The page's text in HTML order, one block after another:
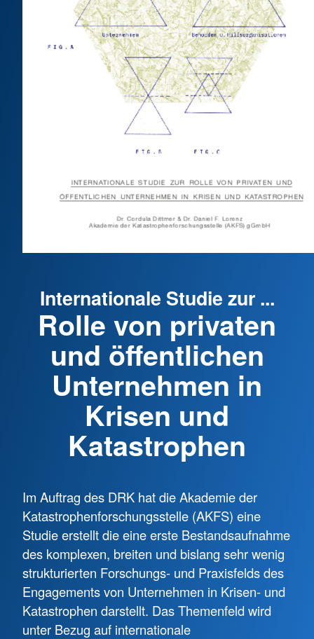
Internationale Studie zur ...
Rolle von privaten
und öffentlichen
Unternehmen in
Krisen und
Katastrophen
Im Auftrag des DRK hat die Akademie der
Katastrophenforschungsstelle (AKFS) eine
Studie erstellt die eine erste Bestandsaufnahme
des komplexen, breiten und bislang sehr wenig
strukturierten Forschungs- und Praxisfelds des
Engagements von Unternehmen in Krisen- und
Katastrophen darstellt. Das Themenfeld wird
unter Bezug auf internationale